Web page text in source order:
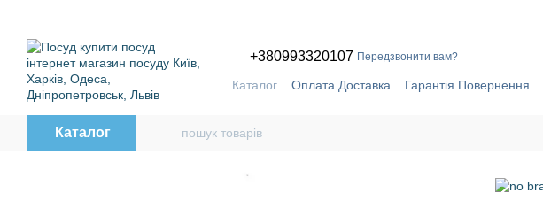
+380993320107 Передзвонити вам?
Каталог Оплата Доставка Гарантія Повернення
Каталог